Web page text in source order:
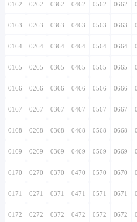
0162 0262 0362 0462 0562 0662
0163 0263 0363 0463 0563 0663
0164 0264 0364 0464 0564 0664
0165 0265 0365 0465 0565 0665
0166 0266 0366 0466 0566 0666
0167 0267 0367 0467 0567 0667
0168 0268 0368 0468 0568 0668
0169 0269 0369 0469 0569 0669
0170 0270 0370 0470 0570 0670
0171 0271 0371 0471 0571 0671
0172 0272 0372 0472 0572 0672